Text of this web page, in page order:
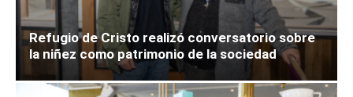
Refugio de Cristo realizó conversatorio sobre
la niñez como patrimonio de la sociedad